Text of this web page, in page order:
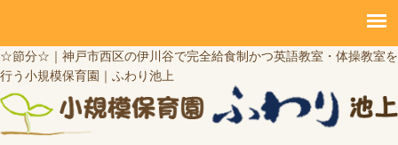
☆節分☆｜神戸市西区の伊川谷で完全給食制かつ英語教室・体操教室を
行う小規模保育園｜ふわり池上